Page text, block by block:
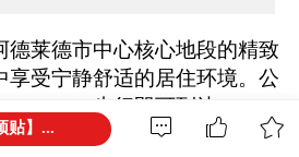
德莱德市中心核心地段的精致
享受宁静舒适的居住环境。公
Street，步行即可到达Rundle
餐厅、咖啡馆和商店林立。无
贴】...